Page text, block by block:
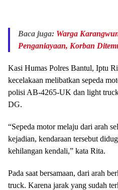
Baca juga: Warga
Penganiayaan, Korban
Kasi Humas Polres Bantul, Iptu
kecelakaan melibatkan sepeda
polisi AB-4265-UK dan light
DG.
“Sepeda motor melaju dari arah
kejadian, kendaraan tersebut
kehilangan kendali,” kata Rita.
Pada saat bersamaan, dari arah
truck. Karena jarak yang sudah